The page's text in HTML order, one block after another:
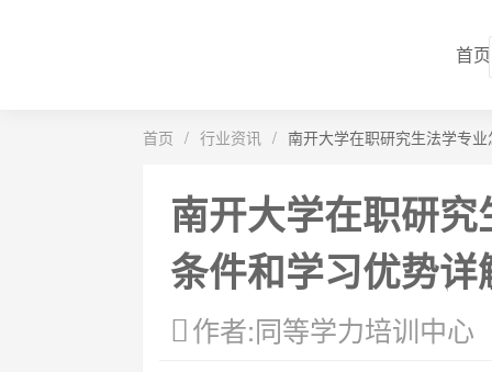
首页
首页 / 行业资讯 / 南开大学在职研究生法学专
南开大学在职研
条件和学习优势详
作者:同等学力培训中心